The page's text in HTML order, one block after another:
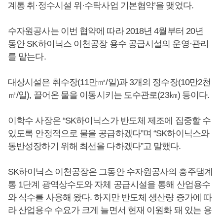
계통 취·정수시설 위·수탁사업 기본협약’을 맺었다.
수자원공사는 이번 협약에 따라 2018년 4월부터 20년
동안 SK하이닉스 이천공장 용수 공급시설의 운영·관리
를 맡는다.
대상시설은 취수장(11만㎥/일)과 3개의 정수장(10만2천
㎥/일), 끌어온 물을 이동시키는 도수관로(23㎞) 등이다.
이학수 사장은 “SK하이닉스가 반도체 제조에 집중할 수
있도록 안정적으로 물을 공급하겠다”며 “SK하이닉스와
동반성장하기 위해 최선을 다하겠다”고 말했다.
SK하이닉스 이천공장은 그동안 수자원공사의 충주댐계
통 1단계 광역상수도와 자체 공급시설을 통해 산업용수
와 식수를 사용해 왔다. 하지만 반도체 생산량 증가에 따
라 산업용수 수요가 크게 늘면서 현재 이원화 돼 있는 용